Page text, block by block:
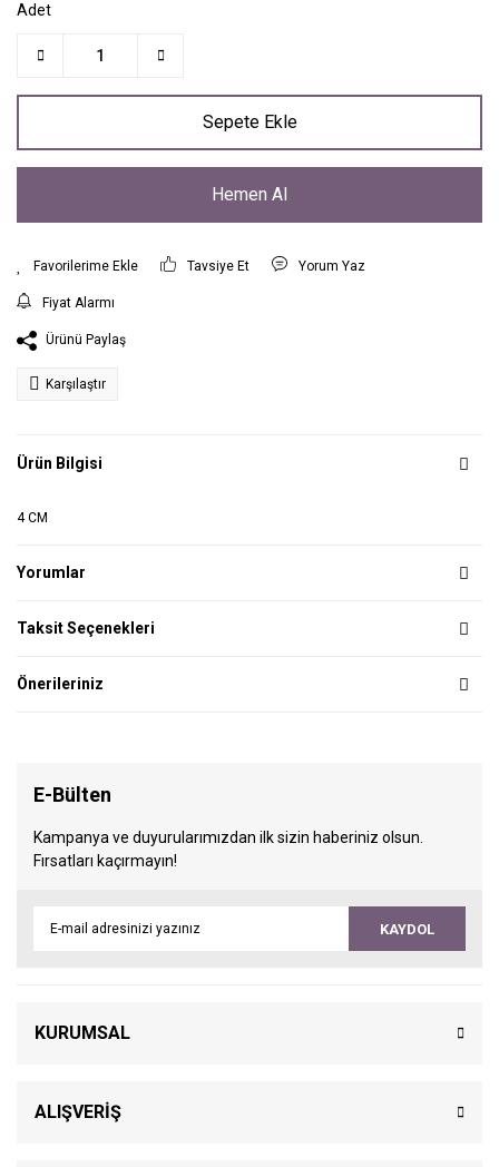
Adet
Sepete Ekle
Hemen Al
Tavsiye Et Yorum Yaz
Fiyat Alarmı
Ürünü Paylaş
Karşılaştır
Ürün Bilgisi
4 CM
Yorumlar
Taksit Seçenekleri
Önerileriniz
E-Bülten
Kampanya ve duyurularımızdan ilk sizin haberiniz olsun.
Fırsatları kaçırmayın!
KAYDOL
KURUMSAL
ALIŞVERİŞ